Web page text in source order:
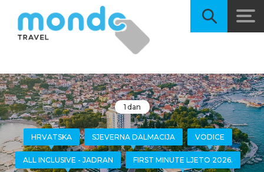
1 dan
HRVATSKA SJEVERNA DALMACIJA VODICE
ALL INCLUSIVE - JADRAN FIRST MINUTE LJETO 2026.